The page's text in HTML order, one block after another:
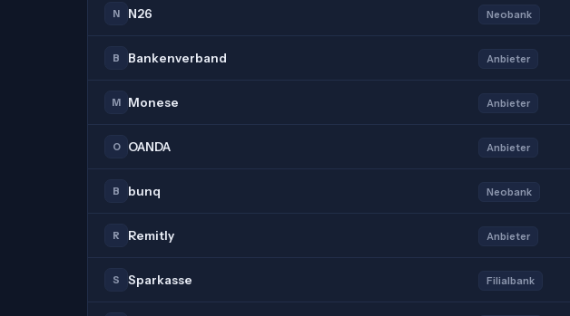
N N26 Neobank
B Bankenverband Anbieter
M Monese Anbieter
O OANDA Anbieter
B bunq Neobank
R Remitly Anbieter
S Sparkasse Filialbank